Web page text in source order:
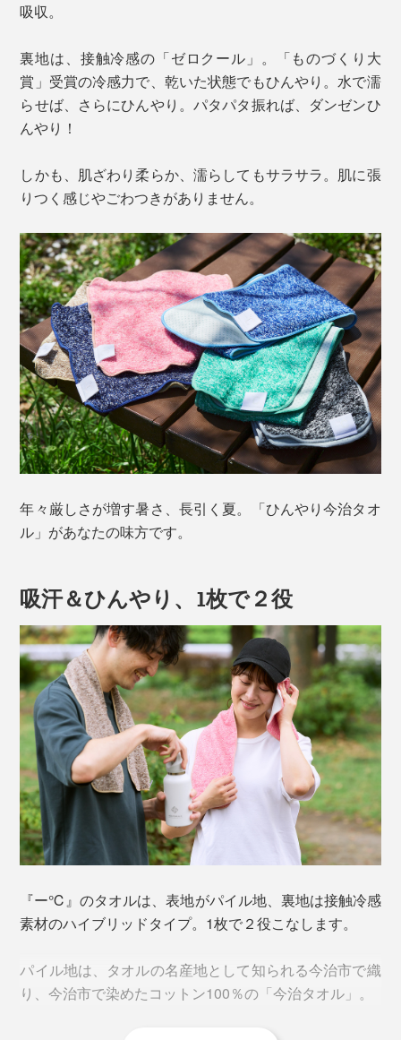
吸収。
裏地は、接触冷感の「ゼロクール」。「ものづくり大
賞」受賞の冷感力で、乾いた状態でもひんやり。水で濡
らせば、さらにひんやり。パタパタ振れば、ダンゼンひ
んやり！
しかも、肌ざわり柔らか、濡らしてもサラサラ。肌に張
りつく感じやごわつきがありません。
年々厳しさが増す暑さ、長引く夏。「ひんやり今治タオ
ル」があなたの味方です。
吸汗＆ひんやり、1枚で２役
『ー℃』のタオルは、表地がパイル地、裏地は接触冷感
素材のハイブリッドタイプ。1枚で２役こなします。
パイル地は、タオルの名産地として知られる今治市で織
り、今治市で染めたコットン100％の「今治タオル」。